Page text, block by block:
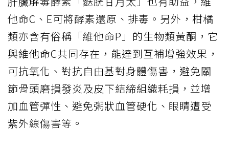
他命C、E可將酵素還原、排毒。另外，柑橘
類亦含有俗稱「維他命P」的生物類黃酮，它
與維他命C共同存在，能達到互補增強效果，
可抗氧化、對抗自由基對身體傷害，避免關
節骨頭磨損發炎及皮下結締組織耗損，並增
加血管彈性、避免粥狀血管硬化、眼睛遭受
紫外線傷害等。